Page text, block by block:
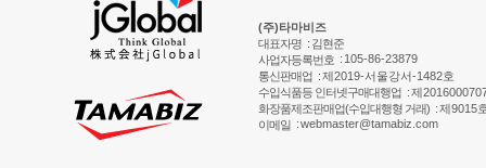
(주)타마비즈
대표자명 : 김현준
사업자등록번호 : 105-86-23879
통신판매업 :제2019-서울강서-1482호
수입식품등 인터넷구매대행업 :제
화장품제조판매업(수입대행형 거래) :제9015
이메일 :webmaster@tamabiz.com